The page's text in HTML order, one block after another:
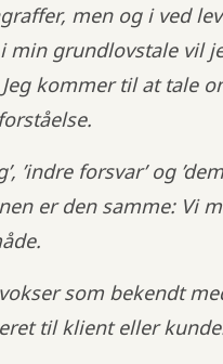
men og i ved
grundlovstale vil
kommer til at tale
forsvar’ og
er den samme: Vi
som bekendt
til klient eller